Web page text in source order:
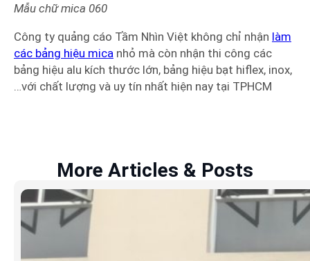
Mẫu chữ mica 060
Công ty quảng cáo Tầm Nhìn Việt không chỉ nhận làm
các bảng hiệu mica nhỏ mà còn nhận thi công các
bảng hiệu alu kích thước lớn, bảng hiệu bạt hiflex, inox,
…với chất lượng và uy tín nhất hiện nay tại TPHCM
More Articles & Posts